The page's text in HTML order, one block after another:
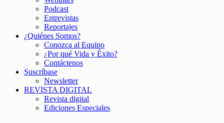
Podcast
Entrevistas
Reportajes
¿Quiénes Somos?
Conozca al Equipo
¿Por qué Vida y Éxito?
Contáctenos
Suscríbase
Newsletter
REVISTA DIGITAL
Revista digital
Ediciones Especiales